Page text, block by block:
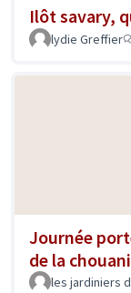
Ilôt savary,
lydie Greffier
Journée
de la
les jardiniers